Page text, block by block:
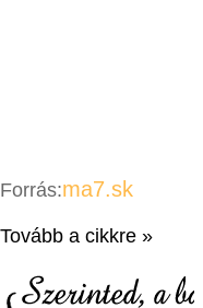
Forrás:ma7.sk
Tovább a cikkre »